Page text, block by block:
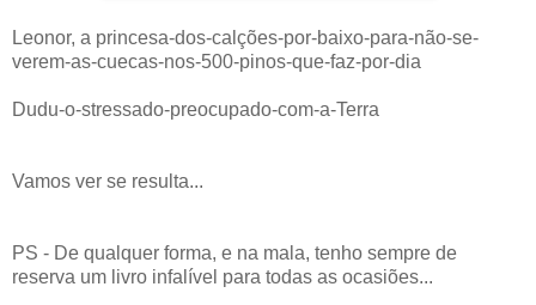
Leonor, a princesa-dos-calções-por-baixo-para-não-se-
verem-as-cuecas-nos-500-pinos-que-faz-por-dia
Dudu-o-stressado-preocupado-com-a-Terra
Vamos ver se resulta...
PS - De qualquer forma, e na mala, tenho sempre de
reserva um livro infalível para todas as ocasiões...